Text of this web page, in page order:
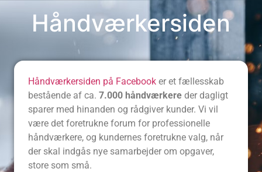
Håndværkersiden
Håndværkersiden på Facebook er et fællesskab
bestående af ca. 7.000 håndværkere der dagligt
sparer med hinanden og rådgiver kunder. Vi vil
være det foretrukne forum for professionelle
håndværkere, og kundernes foretrukne valg, når
der skal indgås nye samarbejder om opgaver,
store som små.